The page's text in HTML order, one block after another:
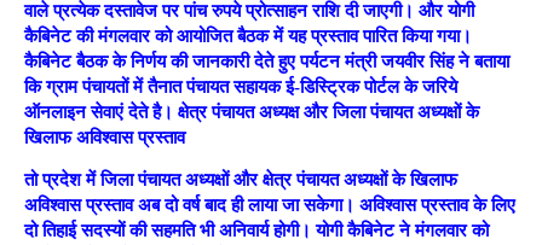
वाले प्रत्येक दस्तावेज पर पांच रुपये प्रोत्साहन राशि दी जाएगी। और योगी
कैबिनेट की मंगलवार को आयोजित बैठक में यह प्रस्ताव पारित किया गया।
कैबिनेट बैठक के निर्णय की जानकारी देते हुए पर्यटन मंत्री जयवीर सिंह ने बताया
कि ग्राम पंचायतों में तैनात पंचायत सहायक ई-डिस्ट्रिक पोर्टल के जरिये
ऑनलाइन सेवाएं देते है। क्षेत्र पंचायत अध्यक्ष और जिला पंचायत अध्यक्षों के
खिलाफ अविश्वास प्रस्ताव
तो प्रदेश में जिला पंचायत अध्यक्षों और क्षेत्र पंचायत अध्यक्षों के खिलाफ
अविश्वास प्रस्ताव अब दो वर्ष बाद ही लाया जा सकेगा। अविश्वास प्रस्ताव के लिए
दो तिहाई सदस्यों की सहमति भी अनिवार्य होगी। योगी कैबिनेट ने मंगलवार को